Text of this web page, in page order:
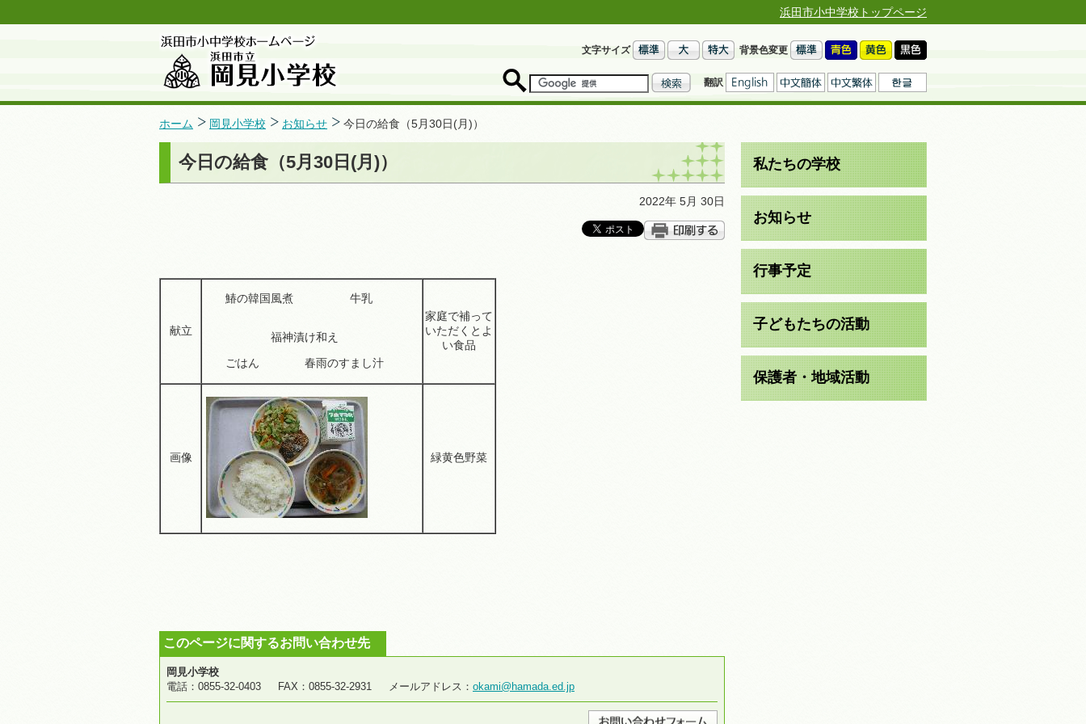
浜田市小中学校トップページ
文字サイズ 背景色変更
翻訳
ホーム 岡見小学校 お知らせ 今日の給食（5月30日(月)）
今日の給食（5月30日(月)）
2022年 5月 30日
献立
鰆の韓国風煮 牛乳
福神漬け和え
ごはん 春雨のすまし汁
家庭で補って
いただくとよ
い食品
画像 緑黄色野菜
このページに関するお問い合わせ先
岡見小学校
電話：0855-32-0403 FAX：0855-32-2931 メールアドレス： okami@hamada.ed.jp
私たちの学校
お知らせ
行事予定
子どもたちの活動
保護者・地域活動